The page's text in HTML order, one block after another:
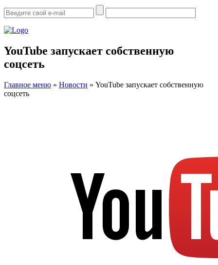
YouTube запускает собственную
соцсеть
Главное меню » Новости » YouTube запускает собственную
соцсеть